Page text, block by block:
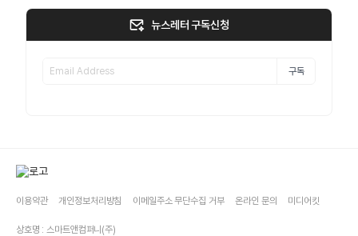
뉴스레터 구독신청
구독
이용약관 개인정보처리방침 이메일주소 무단수집 거부 온라인 문의 미디어킷
상호명 : 스마트앤컴퍼니(주)